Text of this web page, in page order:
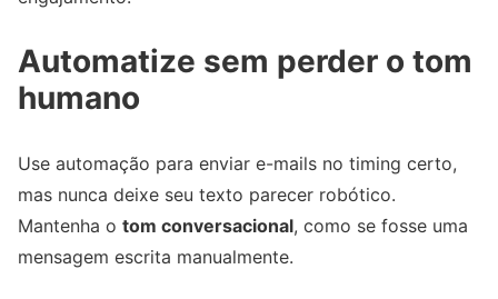
Automatize sem perder o tom
humano
Use automação para enviar e-mails no timing certo,
mas nunca deixe seu texto parecer robótico.
Mantenha o tom conversacional, como se fosse uma
mensagem escrita manualmente.